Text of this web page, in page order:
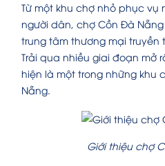
Từ một khu chợ nhỏ phục
người dân, chợ Cồn Đà
trung tâm thương mại
Trải qua nhiều giai đoạn mở
hiện là một trong những khu
Nẵng.
Giới thiệu chợ